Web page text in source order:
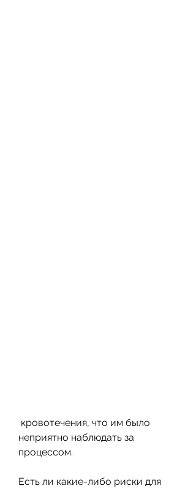
неприятно наблюдать за
процессом.
Есть ли какие-либо риски для